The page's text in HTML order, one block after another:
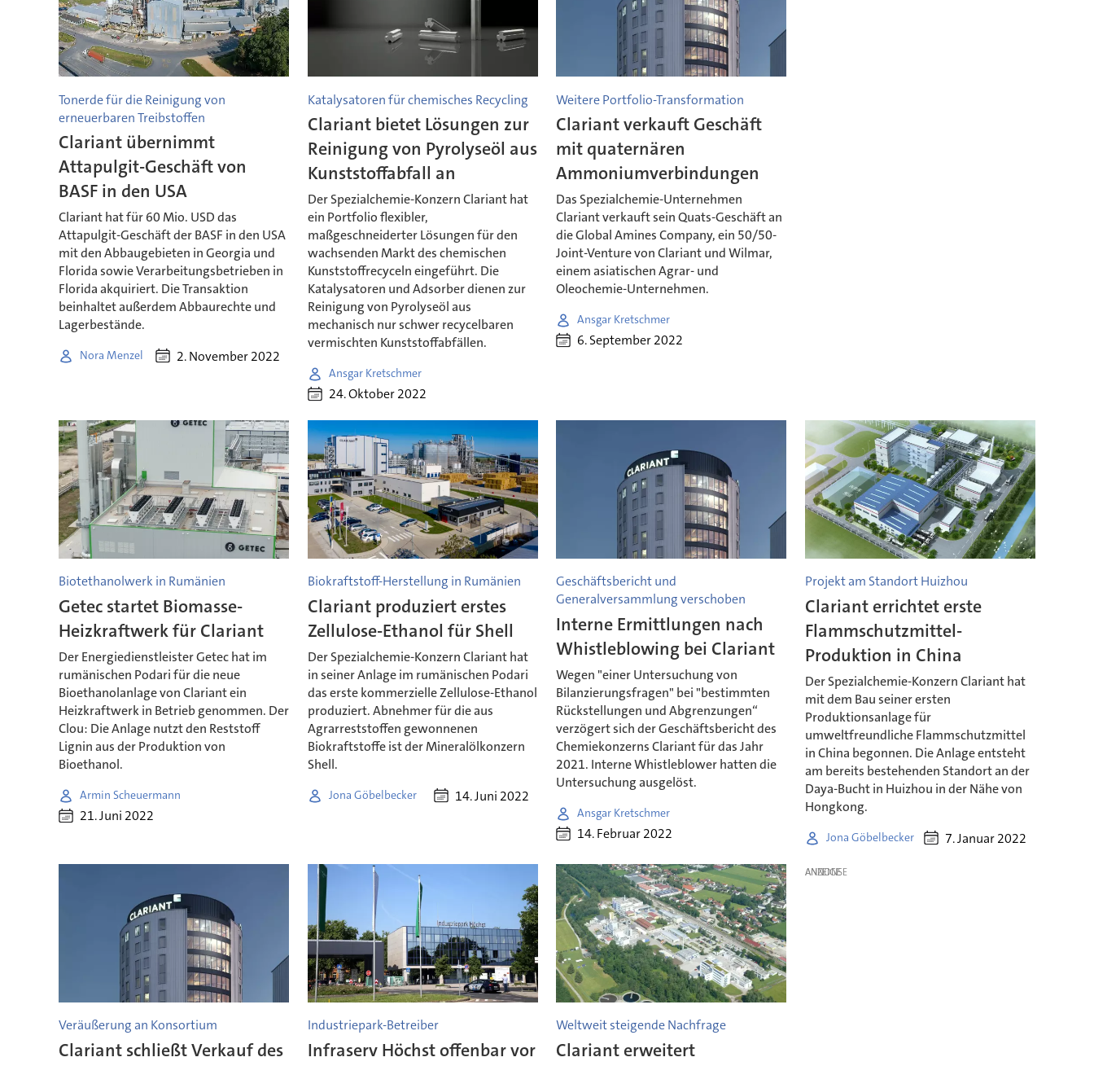
Tonerde für die Reinigung von
erneuerbaren Treibstoffen
Clariant übernimmt
Attapulgit-Geschäft von
BASF in den USA
Clariant hat für 60 Mio. USD das
Attapulgit-Geschäft der BASF in den USA
mit den Abbaugebieten in Georgia und
Florida sowie Verarbeitungsbetrieben in
Florida akquiriert. Die Transaktion
beinhaltet außerdem Abbaurechte und
Lagerbestände.
Nora Menzel 2. November 2022
Katalysatoren für chemisches Recycling
Clariant bietet Lösungen zur
Reinigung von Pyrolyseöl aus
Kunststoffabfall an
Der Spezialchemie-Konzern Clariant hat
ein Portfolio flexibler,
maßgeschneiderter Lösungen für den
wachsenden Markt des chemischen
Kunststoffrecyceln eingeführt. Die
Katalysatoren und Adsorber dienen zur
Reinigung von Pyrolyseöl aus
mechanisch nur schwer recycelbaren
vermischten Kunststoffabfällen.
Ansgar Kretschmer
24. Oktober 2022
Weitere Portfolio-Transformation
Clariant verkauft Geschäft
mit quaternären
Ammoniumverbindungen
Das Spezialchemie-Unternehmen
Clariant verkauft sein Quats-Geschäft an
die Global Amines Company, ein 50/50-
Joint-Venture von Clariant und Wilmar,
einem asiatischen Agrar- und
Oleochemie-Unternehmen.
Ansgar Kretschmer
6. September 2022
Biotethanolwerk in Rumänien
Getec startet Biomasse-
Heizkraftwerk für Clariant
Der Energiedienstleister Getec hat im
rumänischen Podari für die neue
Bioethanolanlage von Clariant ein
Heizkraftwerk in Betrieb genommen. Der
Clou: Die Anlage nutzt den Reststoff
Lignin aus der Produktion von
Bioethanol.
Armin Scheuermann
21. Juni 2022
Biokraftstoff-Herstellung in Rumänien
Clariant produziert erstes
Zellulose-Ethanol für Shell
Der Spezialchemie-Konzern Clariant hat
in seiner Anlage im rumänischen Podari
das erste kommerzielle Zellulose-Ethanol
produziert. Abnehmer für die aus
Agrarreststoffen gewonnenen
Biokraftstoffe ist der Mineralölkonzern
Shell.
Jona Göbelbecker 14. Juni 2022
Geschäftsbericht und
Generalversammlung verschoben
Interne Ermittlungen nach
Whistleblowing bei Clariant
Wegen "einer Untersuchung von
Bilanzierungsfragen" bei "bestimmten
Rückstellungen und Abgrenzungen“
verzögert sich der Geschäftsbericht des
Chemiekonzerns Clariant für das Jahr
2021. Interne Whistleblower hatten die
Untersuchung ausgelöst.
Ansgar Kretschmer
14. Februar 2022
Projekt am Standort Huizhou
Clariant errichtet erste
Flammschutzmittel-
Produktion in China
Der Spezialchemie-Konzern Clariant hat
mit dem Bau seiner ersten
Produktionsanlage für
umweltfreundliche Flammschutzmittel
in China begonnen. Die Anlage entsteht
am bereits bestehenden Standort an der
Daya-Bucht in Huizhou in der Nähe von
Hongkong.
Jona Göbelbecker 7. Januar 2022
Veräußerung an Konsortium
Clariant schließt Verkauf des
Industriepark-Betreiber
Infraserv Höchst offenbar vor
Weltweit steigende Nachfrage
Clariant erweitert
ANZEIGE